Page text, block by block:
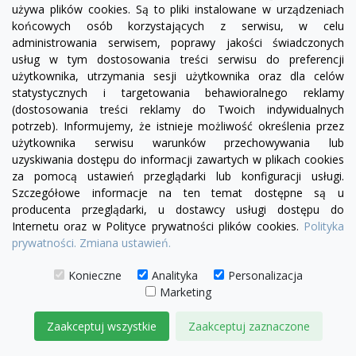
Fotel Chesterfield Classic
3 050,00 zł
DODAJ DO KOSZYKA
używa plików cookies. Są to pliki instalowane w urządzeniach
końcowych osób korzystających z serwisu, w celu
administrowania serwisem, poprawy jakości świadczonych
usług w tym dostosowania treści serwisu do preferencji
użytkownika, utrzymania sesji użytkownika oraz dla celów
statystycznych i targetowania behawioralnego reklamy
(dostosowania treści reklamy do Twoich indywidualnych
potrzeb). Informujemy, że istnieje możliwość określenia przez
użytkownika serwisu warunków przechowywania lub
uzyskiwania dostępu do informacji zawartych w plikach cookies
za pomocą ustawień przeglądarki lub konfiguracji usługi.
Szczegółowe informacje na ten temat dostępne są u
producenta przeglądarki, u dostawcy usługi dostępu do
Internetu oraz w Polityce prywatności plików cookies. Polityka
prywatności. Zmiana ustawień.
Konieczne Analityka
Personalizacja
Marketing
Zaakceptuj wszystkie Zaakceptuj zaznaczone